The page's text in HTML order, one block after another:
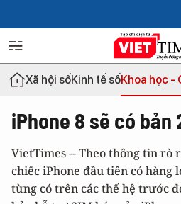
Xã hội sốKinh tế sốKhoa học -
iPhone 8 sẽ có bản
VietTimes -- Theo thông tin rò
chiếc iPhone đầu tiên có hàng
từng có trên các thế hệ trước